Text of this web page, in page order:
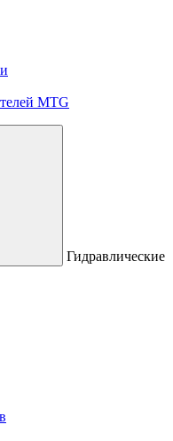
MTG
Гидравлические